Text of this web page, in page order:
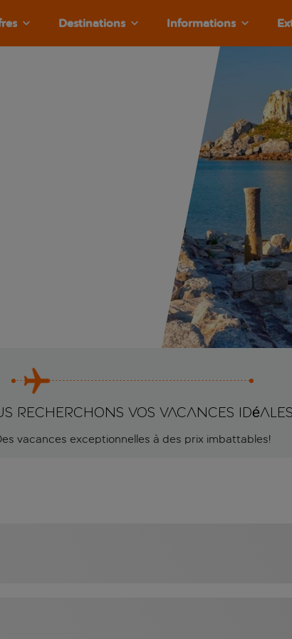
Destinations Informations
recherchons vos vacances
vacances exceptionnelles à des prix imbattables!